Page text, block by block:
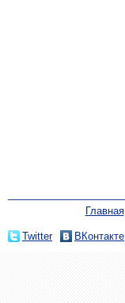
Главная
Twitter ВКонтакте